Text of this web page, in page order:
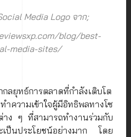
Media Logo จาก;
blog/best-
media-sites/
กลยุทธ์การตลาดที่กำลังเติบโต
วามเข้าใจผู้มีอิทธิพลทางโซ
าง ๆ ที่สามารถทำงานร่วมกับ
เป็นประโยชน์อย่างมาก โดย